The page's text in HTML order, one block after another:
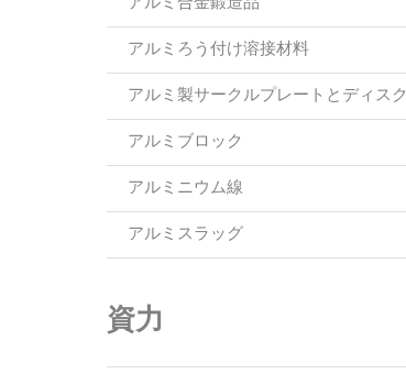
アルミろう付け溶接材料
アルミ製サークルプレートとディスク
アルミブロック
アルミニウム線
アルミスラッグ
資力